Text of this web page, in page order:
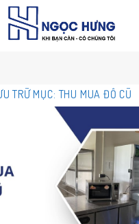
TRỮ MỤC:THU MUA ĐỒ CŨ